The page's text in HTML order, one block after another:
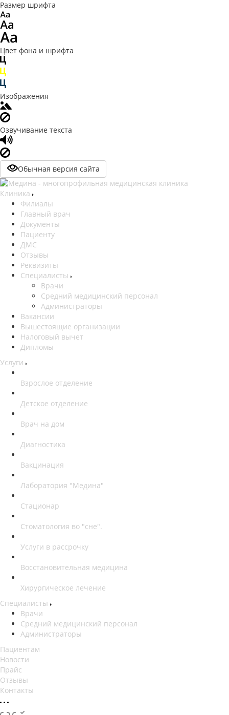
Размер шрифта
Цвет фона и шрифта
Изображения
Озвучивание текста
Обычная версия сайта
Клиника
Филиалы
Главный врач
Документы
Пациенту
ДМС
Отзывы
Реквизиты
Специалисты
Врачи
Средний медицинский персонал
Администраторы
Вакансии
Вышестоящие организации
Налоговый вычет
Дипломы
Услуги
Взрослое отделение
Детское отделение
Врач на дом
Диагностика
Вакцинация
Лаборатория "Медина"
Стационар
Стоматология во "сне".
Услуги в рассрочку
Восстановительная медицина
Хирургическое лечение
Специалисты
Врачи
Средний медицинский персонал
Администраторы
Пациентам
Новости
Прайс
Отзывы
Контакты